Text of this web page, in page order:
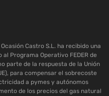
Castro S.L. ha recibido una
Programa Operativo FEDER de
parte de la respuesta de la Unión
para compensar el sobrecoste
a pymes y autónomos
de los precios del gas natural